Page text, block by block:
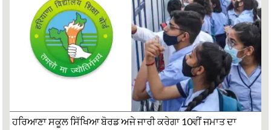
ਹਰਿਆਣਾ ਸਕੂਲ ਸਿੱਖਿਆ ਬੋਰਡ ਅਜੇ ਜਾਰੀ ਕਰੇਗਾ 10ਵੀਂ ਜਮਾਤ ਦਾ